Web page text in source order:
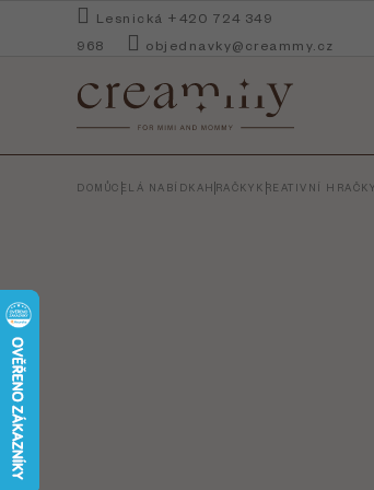
Lesnická +420 724 349
968
objednavky@creammy.cz
DOMŮCELÁ NABÍDKAHRAČKY KREATIVNÍ HRAČKY